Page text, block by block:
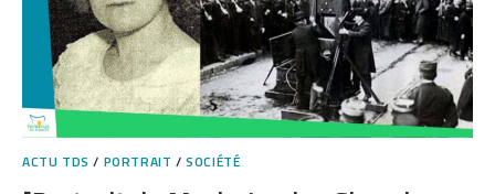
ACTU TDS / PORTRAIT /SOCIÉTÉ